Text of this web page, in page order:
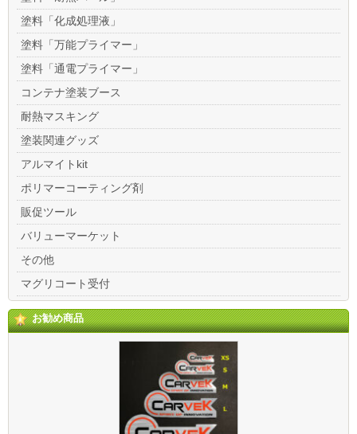
塗料「化成処理液」
塗料「万能プライマー」
塗料「通電プライマー」
コンテナ塗装ブース
耐熱マスキング
塗装関連グッズ
アルマイトkit
ポリマーコーティング剤
販促ツール
バリューマーケット
その他
マグリコート受付
お勧め商品